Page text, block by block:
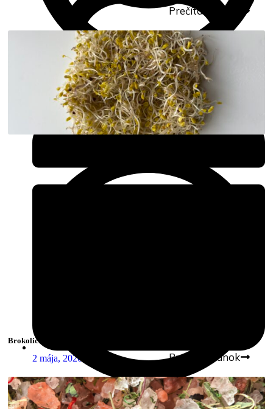
2 mája, 2026
Prečítať článok
Admin
Brokolicové klíčky či brokolicové mikrobylinky ?
Prečítať článok